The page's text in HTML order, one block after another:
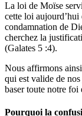
La loi de Moïse
cette loi
condamnation de
cherchez la
(Galates 5 :4).
Nous affirmons
qui est valide de
baser toute notre foi
Pourquoi la